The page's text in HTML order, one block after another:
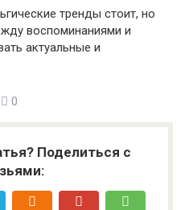
тренды стоит, но
воспоминаниями и
актуальные и
0
Поделиться с